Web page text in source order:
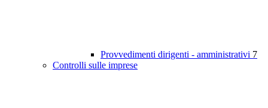
Provvedimenti dirigenti - amministrativi 7
Controlli sulle imprese